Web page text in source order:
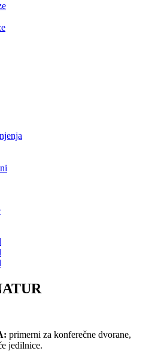
primerni za konferečne dvorane,
jedilnice.